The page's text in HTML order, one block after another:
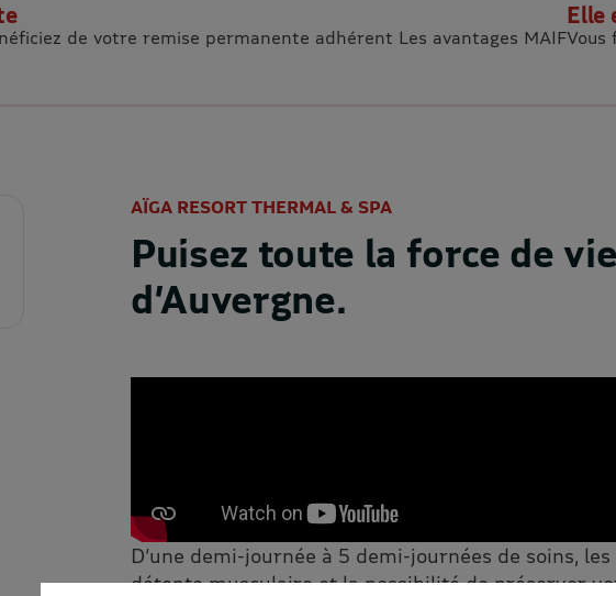
de votre remise permanente adhérent Les avantages MAIF
Elle
Vous
AÏGA RESORT THERMAL & SPA
Puisez toute la force de
d’Auvergne.
D’une demi-journée à 5 demi-journées de soins,
détente musculaire et la possibilité de préserver